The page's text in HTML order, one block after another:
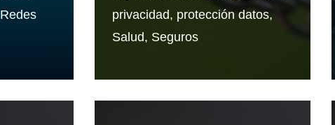
Redes
privacidad, protección datos,
Salud, Seguros